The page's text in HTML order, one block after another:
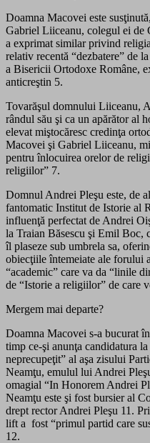
Doamna Macovei este
Gabriel Liiceanu, colegul ei
a exprimat similar privind
relativ recentă “dezbatere” de
a Bisericii Ortodoxe Române,
anticreştin 5.
Tovarăşul domnului Liiceanu,
rândul său şi ca un apărător al
elevat miştocăresc credinţa
Macovei şi Gabriel Liiceanu,
pentru înlocuirea orelor de
religiilor” 7.
Domnul Andrei Pleşu este, de
fantomatic Institut de Istorie al
influenţă perfectat de Andrei
la Traian Băsescu şi Emil Boc,
îl plaseze sub umbrela sa,
obiecţiile întemeiate ale forului
“academic” care va da “linile
de “Istorie a religiilor” de care
Mergem mai departe?
Doamna Macovei s-a bucurat
timp ce-şi anunţa candidatura
neprecupeţit” al aşa zisului
Neamţu, emulul lui Andrei
omagial “In Honorem Andrei
Neamţu este şi fost bursier al
drept rector Andrei Pleşu 11.
lift a fost “primul partid care
12.